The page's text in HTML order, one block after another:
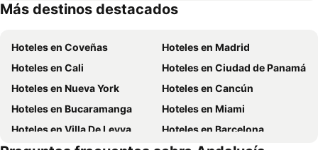
Hoteles en Cundinamarca
Hoteles en República Dominicana
Más destinos destacados
Hoteles en Coveñas
Hoteles en Madrid
Hoteles en Cali
Hoteles en Ciudad de Panamá
Hoteles en Nueva York
Hoteles en Cancún
Hoteles en Bucaramanga
Hoteles en Miami
Hoteles en Villa De Leyva
Hoteles en Barcelona